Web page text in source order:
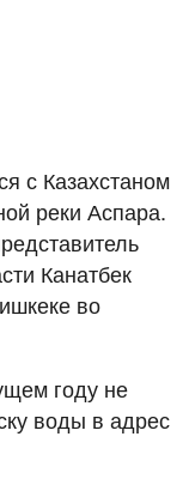
с Казахстаном
реки Аспара.
Канатбек
во
году не
воды в адрес